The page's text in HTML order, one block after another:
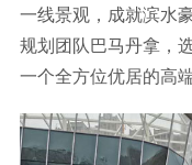
一线景观，成就滨水
规划团队巴马丹拿，
一个全方位优居的高端